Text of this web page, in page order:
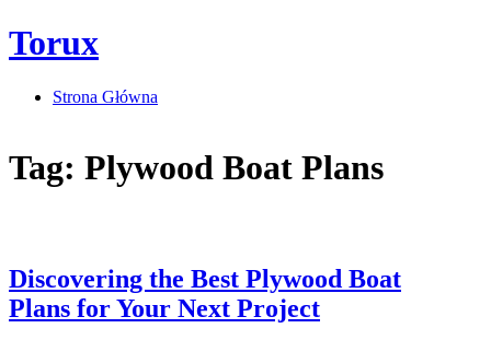
Skip
to
Torux
Strona Główna
Tag: Plywood Boat Plans
Discovering the Best Plywood Boat
Plans for Your Next Project